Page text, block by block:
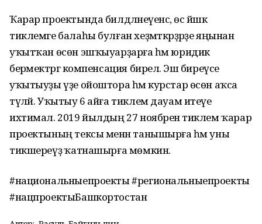
Ҡарар проектында билдәләнеүенсә, өс йәшкә
тиклемге балаһы булған хеҙмәткәрҙәрҙе яңынан
уҡытҡан өсөн эшҡыуарҙарға һәм юридик
берәмектәргә компенсация бирелә. Эш биреүсе
уҡытыуҙы үҙе ойоштора һәм курстар өсөн аҡса
түләй. Уҡытыу 6 айға тиклем дауам итеүе
ихтимал. 2019 йылдың 27 ноябренә тиклем ҡарар
проектының тексы менән танышырға һәм уны
тикшереүҙә ҡатнашырға мөмкин.
#национальныепроекты #региональныепроекты
#нацпроектыБашкортостан